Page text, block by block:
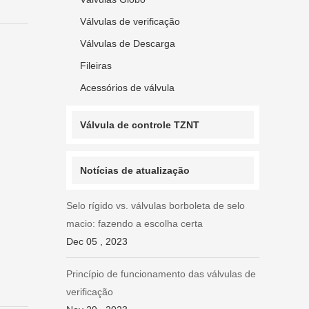
Válvulas de verificação
Válvulas de Descarga
Fileiras
Acessórios de válvula
Válvula de controle TZNT
Notícias de atualização
Selo rígido vs. válvulas borboleta de selo
macio: fazendo a escolha certa
Dec 05 , 2023
Princípio de funcionamento das válvulas de
verificação